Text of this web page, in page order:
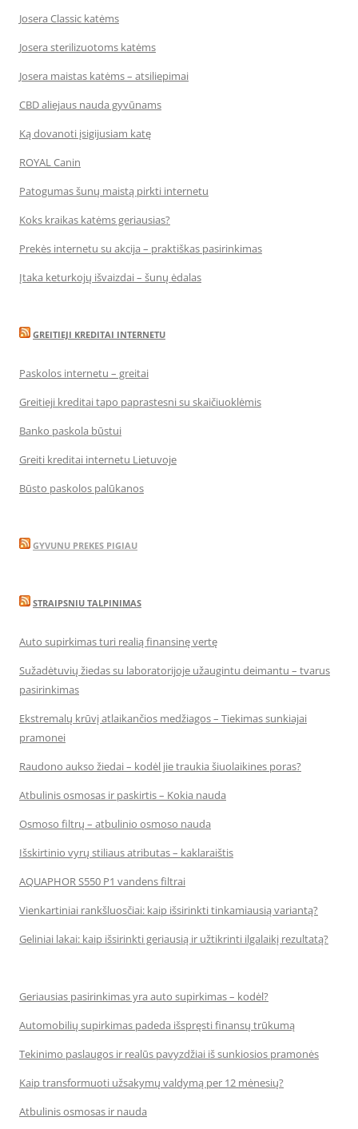
Josera Classic katėms
Josera sterilizuotoms katėms
Josera maistas katėms – atsiliepimai
CBD aliejaus nauda gyvūnams
Ką dovanoti įsigijusiam katę
ROYAL Canin
Patogumas šunų maistą pirkti internetu
Koks kraikas katėms geriausias?
Prekės internetu su akcija – praktiškas pasirinkimas
Įtaka keturkojų išvaizdai – šunų ėdalas
GREITIEJI KREDITAI INTERNETU
Paskolos internetu – greitai
Greitieji kreditai tapo paprastesni su skaičiuoklėmis
Banko paskola būstui
Greiti kreditai internetu Lietuvoje
Būsto paskolos palūkanos
GYVUNU PREKES PIGIAU
STRAIPSNIU TALPINIMAS
Auto supirkimas turi realią finansinę vertę
Sužadėtuvių žiedas su laboratorijoje užaugintu deimantu – tvarus
pasirinkimas
Ekstremalų krūvį atlaikančios medžiagos – Tiekimas sunkiajai
pramonei
Raudono aukso žiedai – kodėl jie traukia šiuolaikines poras?
Atbulinis osmosas ir paskirtis – Kokia nauda
Osmoso filtrų – atbulinio osmoso nauda
Išskirtinio vyrų stiliaus atributas – kaklaraištis
AQUAPHOR S550 P1 vandens filtrai
Vienkartiniai rankšluosčiai: kaip išsirinkti tinkamiausią variantą?
Geliniai lakai: kaip išsirinkti geriausią ir užtikrinti ilgalaikį rezultatą?
Geriausias pasirinkimas yra auto supirkimas – kodėl?
Automobilių supirkimas padeda išspręsti finansų trūkumą
Tekinimo paslaugos ir realūs pavyzdžiai iš sunkiosios pramonės
Kaip transformuoti užsakymų valdymą per 12 mėnesių?
Atbulinis osmosas ir nauda